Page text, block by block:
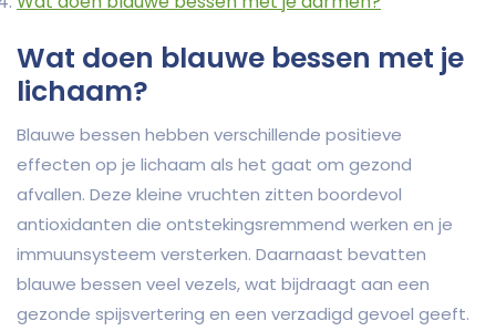
Wat doen blauwe bessen met je
lichaam?
Blauwe bessen hebben verschillende positieve
effecten op je lichaam als het gaat om gezond
afvallen. Deze kleine vruchten zitten boordevol
antioxidanten die ontstekingsremmend werken en je
immuunsysteem versterken. Daarnaast bevatten
blauwe bessen veel vezels, wat bijdraagt aan een
gezonde spijsvertering en een verzadigd gevoel geeft.